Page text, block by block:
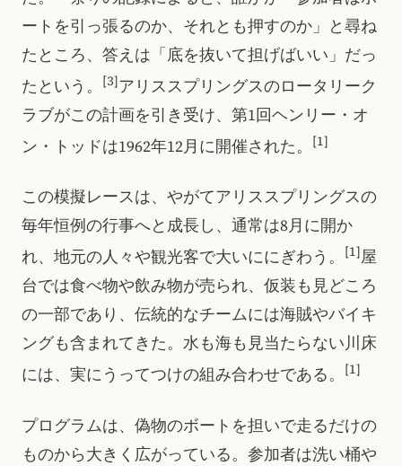
ートを引っ張るのか、それとも押すのか」と尋ね
たところ、答えは「底を抜いて担げばいい」だっ
たという。
[3]アリススプリングスのロータリーク
ラブがこの計画を引き受け、第1回ヘンリー・オ
ン・トッドは1962年12月に開催された。
[1]
この模擬レースは、やがてアリススプリングスの
毎年恒例の行事へと成長し、通常は8月に開か
れ、地元の人々や観光客で大いににぎわう。
[1]屋
台では食べ物や飲み物が売られ、仮装も見どころ
の一部であり、伝統的なチームには海賊やバイキ
ングも含まれてきた。水も海も見当たらない川床
には、実にうってつけの組み合わせである。
[1]
プログラムは、偽物のボートを担いで走るだけの
ものから大きく広がっている。参加者は洗い桶や